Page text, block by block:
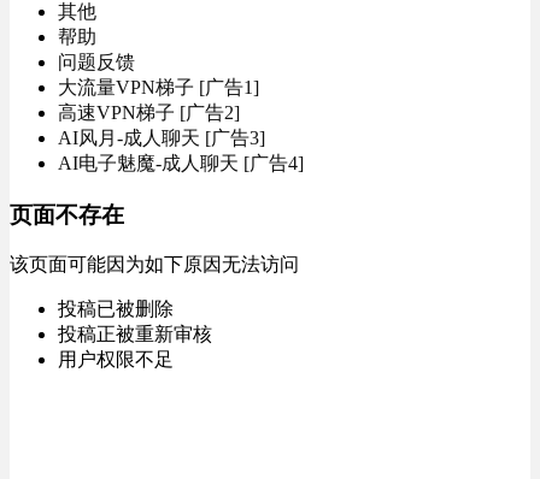
其他
帮助
问题反馈
大流量VPN梯子 [广告1]
高速VPN梯子 [广告2]
AI风月-成人聊天 [广告3]
AI电子魅魔-成人聊天 [广告4]
页面不存在
该页面可能因为如下原因无法访问
投稿已被删除
投稿正被重新审核
用户权限不足